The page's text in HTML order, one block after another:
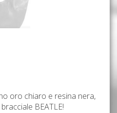
oro chiaro e resina nera,
BEATLE!